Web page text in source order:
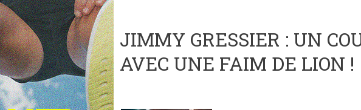
JIMMY GRESSIER : UN
AVEC UNE FAIM DE LION !